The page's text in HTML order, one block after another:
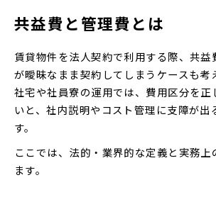
共益費と管理費とは
賃貸物件を法人契約で利用する際、共益
が曖昧なまま契約してしまうケースも考
社宅や社員寮の運用では、費用区分を正
いと、社内説明やコスト管理に支障が出
す。
ここでは、法的・業界的な定義と実務上
ます。